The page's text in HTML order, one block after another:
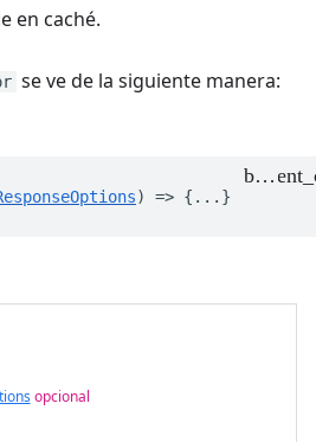
en caché.
se ve de la siguiente manera:
) => {...}
opcional